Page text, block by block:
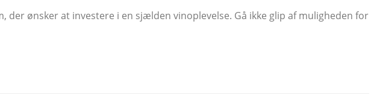
der ønsker at investere i en sjælden vinoplevelse. Gå ikke glip af muligheden for